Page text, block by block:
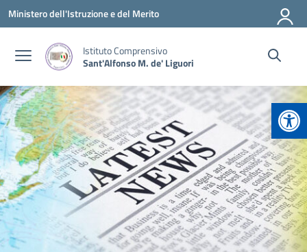
Vai ai contenuti
Vai al menu di navigazione
Vai al footer
Ministero dell'Istruzione e del Merito
Istituto Comprensivo
Sant'Alfonso M. de' Liguori